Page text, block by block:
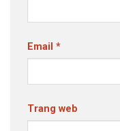
Email *
Trang web